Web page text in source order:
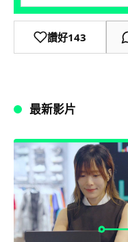
讚好143
最新影片